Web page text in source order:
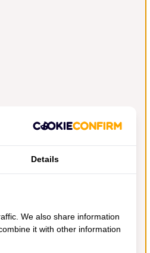
Details
We also share information
it with other information